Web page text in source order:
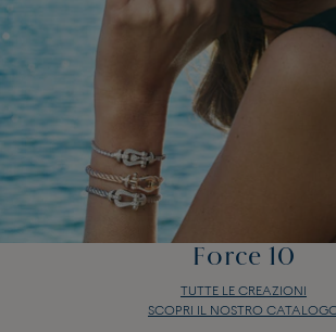
Force 10
TUTTE LE CREAZIONI
SCOPRI IL NOSTRO